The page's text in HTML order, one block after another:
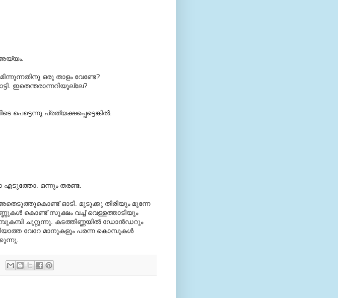
അയ്യം.
മിന്നുന്നതിനു ഒരു താളം വേണ്ടേ?
ഇതെന്തരാന്നറിയൂല്ലേ?
പെട്ടെന്നു പ്രത്യക്ഷപ്പെട്ടെങ്കില്‍.
എടുത്തോ. ഒന്നും തരണ്ട.
ഓടി. മുടുക്കു തിരിയും മുന്നേ
കൊണ്ട് സൂക്ഷം വച്ച് വെള്ളത്താടിയും
ചുറ്റുന്നു. കടത്തിണ്ണയില്‍ ഡോന്‍ഡറും
വേറേ മാനുകളും പരന്ന കൊമ്പുകള്‍